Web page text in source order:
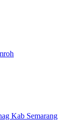
Kab Semarang